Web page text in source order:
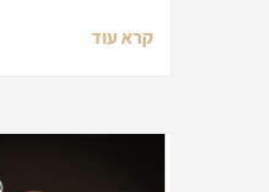
קרא עוד